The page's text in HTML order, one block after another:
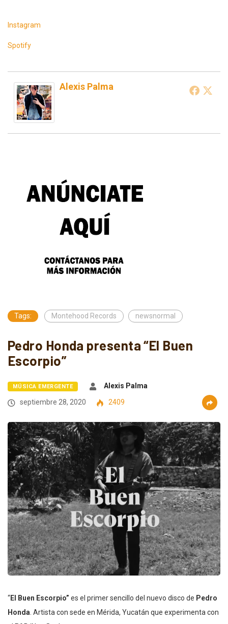
Instagram
Spotify
Alexis Palma
Tags: Montehood Records newsnormal
Pedro Honda presenta “El Buen
Escorpio”
MÚSICA EMERGENTE
Alexis Palma
septiembre 28, 2020
2409
“El Buen Escorpio” es el primer sencillo del nuevo disco de Pedro
Honda . Artista con sede en Mérida, Yucatán que experimenta con